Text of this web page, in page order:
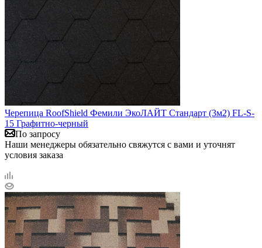
Черепица RoofShield Фемили ЭкоЛАЙТ Стандарт (3м2) FL-S-
15 Графитно-черный
По запросу
Наши менеджеры обязательно свяжутся с вами и уточнят
условия заказа